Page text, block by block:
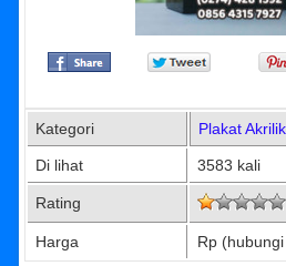
Kategori Plakat Akrilik
Di lihat 3583 kali
Rating
Harga Rp